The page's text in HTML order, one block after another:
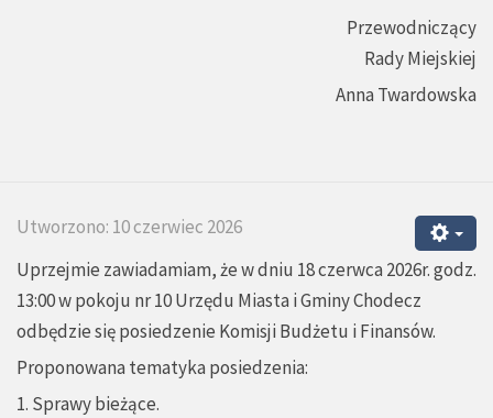
Przewodniczący
Rady Miejskiej
Anna Twardowska
Utworzono: 10 czerwiec 2026
Uprzejmie zawiadamiam, że w dniu 18 czerwca 2026r. godz.
13:00 w pokoju nr 10 Urzędu Miasta i Gminy Chodecz
odbędzie się posiedzenie Komisji Budżetu i Finansów.
Proponowana tematyka posiedzenia:
1. Sprawy bieżące.